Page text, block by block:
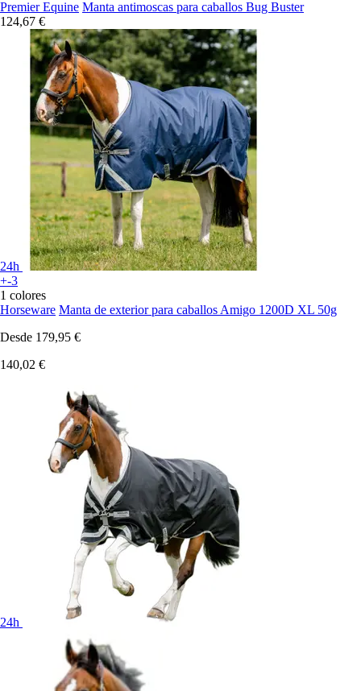
Premier Equine Manta antimoscas para caballos Bug Buster
124,67 €
24h
+-3
1 colores
Horseware Manta de exterior para caballos Amigo 1200D XL 50g
Desde 179,95 €
140,02 €
24h